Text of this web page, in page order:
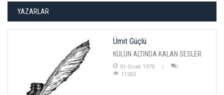
YAZARLAR
Ümit Güçlü
KÜLÜN ALTINDA KALAN SESLER
01 Ocak 1970
11265